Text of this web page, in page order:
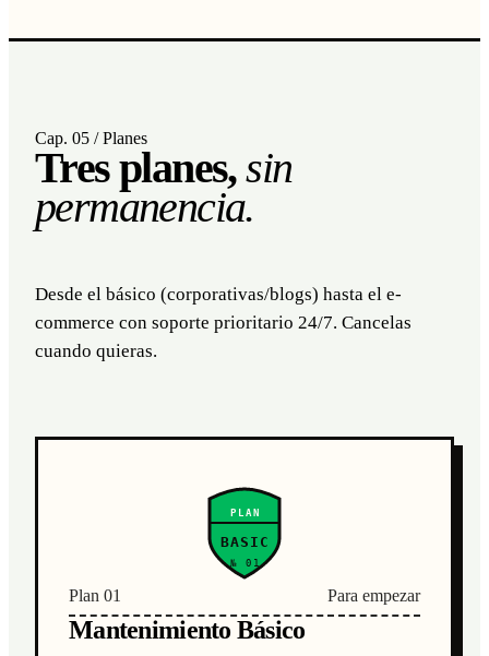
Cap. 05 / Planes
Tres planes,sin
permanencia.
Desde el básico (corporativas/blogs) hasta el e-
commerce con soporte prioritario 24/7. Cancelas
cuando quieras.
PLAN
BASIC
№ 01
Plan 01 Para empezar
Mantenimiento Básico